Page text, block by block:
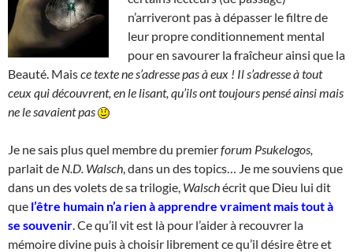
n’arriveront pas à dépasser le filtre de
leur propre conditionnement mental
pour en savourer la fraîcheur ainsi que la
Beauté. Maisce texte ne s’adresse pas à eux ! Il s’adresse à tout
ceux qui découvrent, en le lisant, qu’ils ont toujours pensé ainsi mais
ne le savaient pas
Je ne sais plus quel membre du premierforum Psukelogos,
parlait de N.D. Walsch , dans un des topics… Je me souviens que
dans un des volets de sa trilogie, Walschécrit que Dieu lui dit
que l’être humain n’a rien à apprendre vraiment mais tout à
se souvenir . Ce qu’il vit est là pour l’aider à recouvrer la
mémoire divine puis à choisir librement ce qu’il désire être et